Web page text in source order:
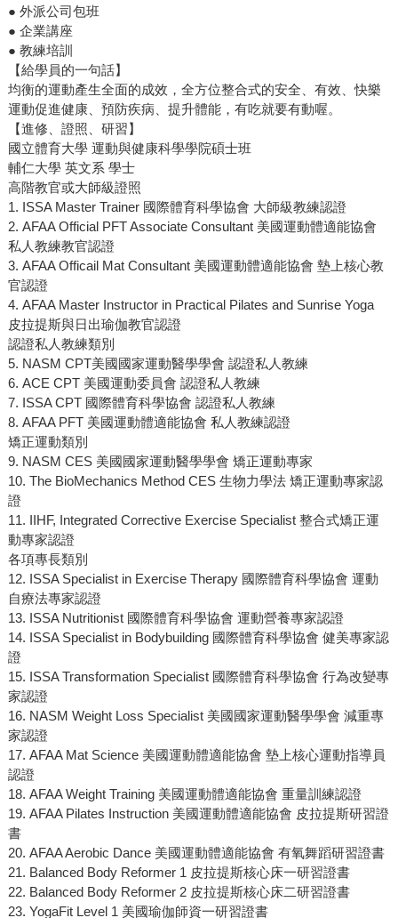
● 外派公司包班
● 企業講座
● 教練培訓
【給學員的一句話】
均衡的運動產生全面的成效，全方位整合式的安全、有效、快樂
運動促進健康、預防疾病、提升體能，有吃就要有動喔。
【進修、證照、研習】
國立體育大學 運動與健康科學學院碩士班
輔仁大學 英文系 學士
高階教官或大師級證照
1. ISSA Master Trainer 國際體育科學協會 大師級教練認證
2. AFAA Official PFT Associate Consultant 美國運動體適能協會
私人教練教官認證
3. AFAA Officail Mat Consultant 美國運動體適能協會 墊上核心教
官認證
4. AFAA Master Instructor in Practical Pilates and Sunrise Yoga
皮拉提斯與日出瑜伽教官認證
認證私人教練類別
5. NASM CPT美國國家運動醫學學會 認證私人教練
6. ACE CPT 美國運動委員會 認證私人教練
7. ISSA CPT 國際體育科學協會 認證私人教練
8. AFAA PFT 美國運動體適能協會 私人教練認證
矯正運動類別
9. NASM CES 美國國家運動醫學學會 矯正運動專家
10. The BioMechanics Method CES 生物力學法 矯正運動專家認
證
11. IIHF, Integrated Corrective Exercise Specialist 整合式矯正運
動專家認證
各項專長類別
12. ISSA Specialist in Exercise Therapy 國際體育科學協會 運動
自療法專家認證
13. ISSA Nutritionist 國際體育科學協會 運動營養專家認證
14. ISSA Specialist in Bodybuilding 國際體育科學協會 健美專家認
證
15. ISSA Transformation Specialist 國際體育科學協會 行為改變專
家認證
16. NASM Weight Loss Specialist 美國國家運動醫學學會 減重專
家認證
17. AFAA Mat Science 美國運動體適能協會 墊上核心運動指導員
認證
18. AFAA Weight Training 美國運動體適能協會 重量訓練認證
19. AFAA Pilates Instruction 美國運動體適能協會 皮拉提斯研習證
書
20. AFAA Aerobic Dance 美國運動體適能協會 有氧舞蹈研習證書
21. Balanced Body Reformer 1 皮拉提斯核心床一研習證書
22. Balanced Body Reformer 2 皮拉提斯核心床二研習證書
23. YogaFit Level 1 美國瑜伽師資一研習證書